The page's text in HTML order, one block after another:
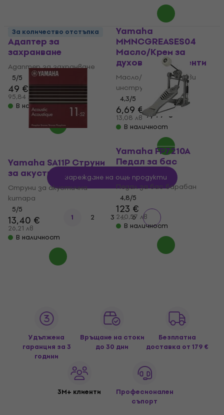
Yamaha PA-30
Адаптер за
захранване
Адаптер за захранване
5/5
49 €
95,84 лв
В наличност
Yamaha
MMNCGREASES04
Масло/Крем за
духови инструменти
Масло/Крем за духови
инструменти
4,3/5
6,69 €
13,08 лв 7,49 €
В наличност
За количество отстъпка
Yamaha SA11P Струни
за акустична китара
Струни за акустична
китара
5/5
13,40 €
26,21 лв
В наличност
Yamaha FP7210A
Педал за бас
барабан
Педал за бас барабан
4,8/5
123 €
240,57 лв
В наличност
Зареждане на още продукти
1 2 3 ... 6
Удължена
гаранция за 3
години
Връщане на стоки
до 30 дни
Безплатна
доставка от 179 €
3M+ клиенти
Професионален
съпорт